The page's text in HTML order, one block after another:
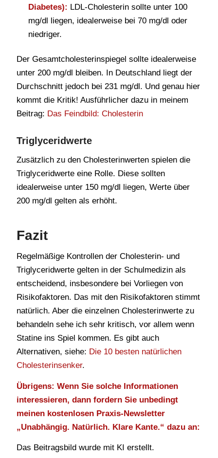
Diabetes): LDL-Cholesterin sollte unter 100
mg/dl liegen, idealerweise bei 70 mg/dl oder
niedriger.
Der Gesamtcholesterinspiegel sollte idealerweise
unter 200 mg/dl bleiben. In Deutschland liegt der
Durchschnitt jedoch bei 231 mg/dl. Und genau hier
kommt die Kritik! Ausführlicher dazu in meinem
Beitrag: Das Feindbild: Cholesterin
Triglyceridwerte
Zusätzlich zu den Cholesterinwerten spielen die
Triglyceridwerte eine Rolle. Diese sollten
idealerweise unter 150 mg/dl liegen, Werte über
200 mg/dl gelten als erhöht.
Fazit
Regelmäßige Kontrollen der Cholesterin- und
Triglyceridwerte gelten in der Schulmedizin als
entscheidend, insbesondere bei Vorliegen von
Risikofaktoren. Das mit den Risikofaktoren stimmt
natürlich. Aber die einzelnen Cholesterinwerte zu
behandeln sehe ich sehr kritisch, vor allem wenn
Statine ins Spiel kommen. Es gibt auch
Alternativen, siehe: Die 10 besten natürlichen
Cholesterinsenker.
Übrigens: Wenn Sie solche Informationen
interessieren, dann fordern Sie unbedingt
meinen kostenlosen Praxis-Newsletter
„Unabhängig. Natürlich. Klare Kante.“ dazu an:
Das Beitragsbild wurde mit KI erstellt.